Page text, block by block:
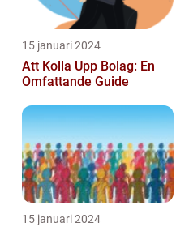
15 januari 2024
Att Kolla Upp Bolag: En
Omfattande Guide
15 januari 2024